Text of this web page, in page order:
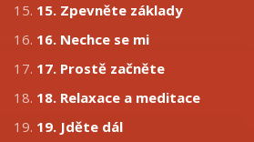
15. 15. Zpevněte základy
16. 16. Nechce se mi
17. 17. Prostě začněte
18. 18. Relaxace a meditace
19. 19. Jděte dál